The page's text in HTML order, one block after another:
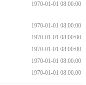
1970-01-01 08:00:00
1970-01-01 08:00:00
1970-01-01 08:00:00
1970-01-01 08:00:00
1970-01-01 08:00:00
1970-01-01 08:00:00